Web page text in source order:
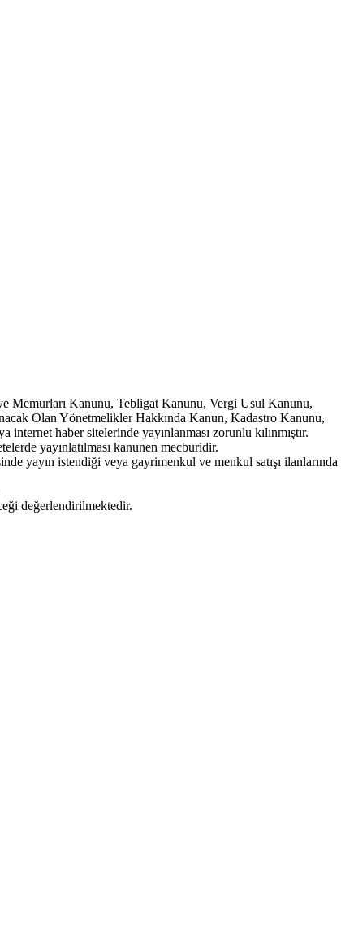
Memurları Kanunu, Tebligat Kanunu, Vergi Usul Kanunu,
Olan Yönetmelikler Hakkında Kanun, Kadastro Kanunu,
haber sitelerinde yayınlanması zorunlu kılınmıştır.
yayınlatılması kanunen mecburidir.
yayın istendiği veya gayrimenkul ve menkul satışı ilanlarında
değerlendirilmektedir.